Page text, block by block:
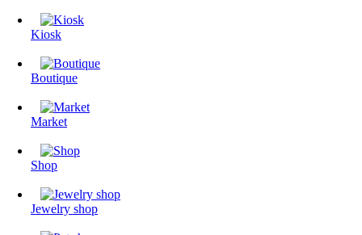
Kiosk
Boutique
Market
Shop
Jewelry shop